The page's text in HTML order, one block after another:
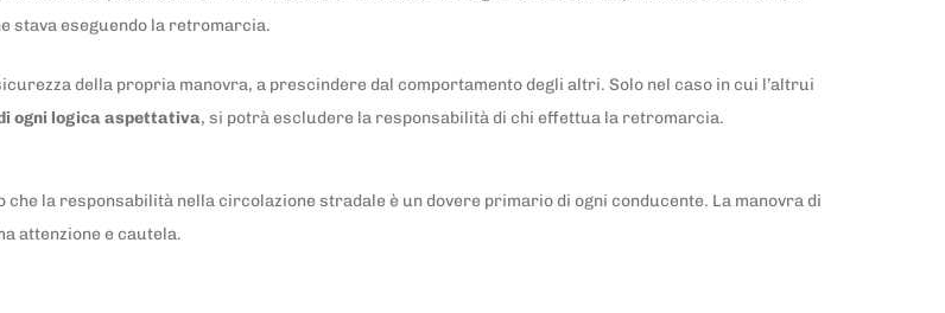
stava eseguendo la retromarcia.
della propria manovra, a prescindere dal comportamento degli altri. Solo nel caso in cui l’altrui
ogni logica aspettativa, si potrà escludere la responsabilità di chi effettua la retromarcia.
la responsabilità nella circolazione stradale è un dovere primario di ogni conducente. La manovra di
attenzione e cautela.